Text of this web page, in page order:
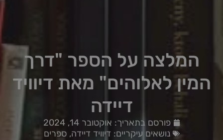
המלצה על הספר "דרך
המין לאלוהים" מאת דיוויד
דיידה
פורסם בתאריך: אוקטובר 14, 2024
נושאים עיקריים:דיוויד דיידה,ספרים